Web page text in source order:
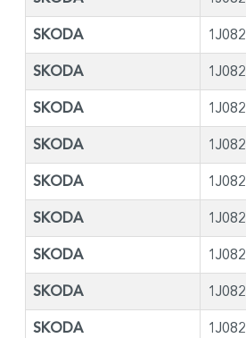
SKODA
SKODA
SKODA
SKODA
SKODA
SKODA
SKODA
SKODA
SKODA